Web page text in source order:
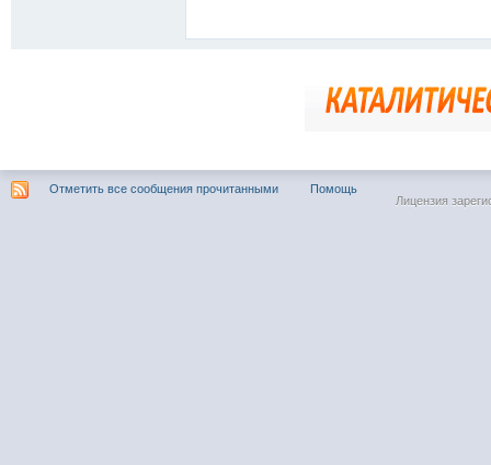
Отметить все сообщения прочитанными
Помощь
Лицензия